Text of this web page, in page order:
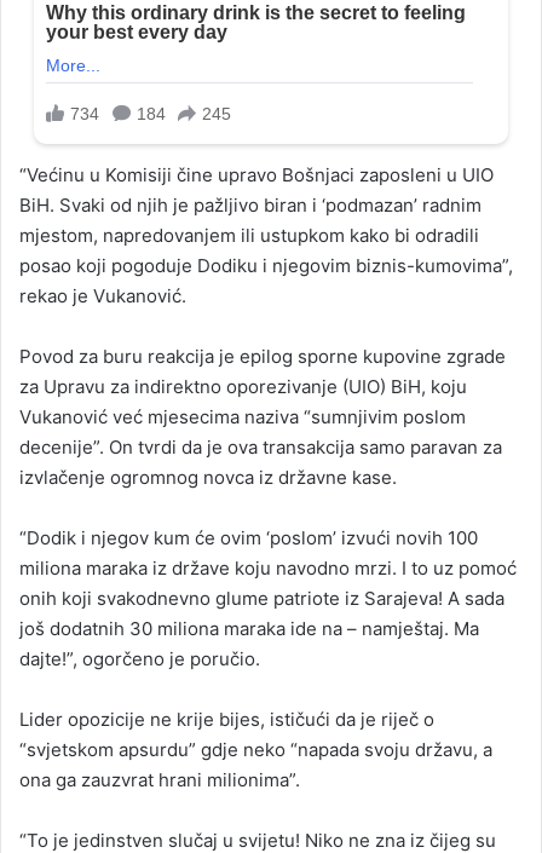
“Većinu u Komisiji čine upravo Bošnjaci zaposleni u UIO
BiH. Svaki od njih je pažljivo biran i ‘podmazan’ radnim
mjestom, napredovanjem ili ustupkom kako bi odradili
posao koji pogoduje Dodiku i njegovim biznis-kumovima”,
rekao je Vukanović.
Povod za buru reakcija je epilog sporne kupovine zgrade
za Upravu za indirektno oporezivanje (UIO) BiH, koju
Vukanović već mjesecima naziva “sumnjivim poslom
decenije”. On tvrdi da je ova transakcija samo paravan za
izvlačenje ogromnog novca iz državne kase.
“Dodik i njegov kum će ovim ‘poslom’ izvući novih 100
miliona maraka iz države koju navodno mrzi. I to uz pomoć
onih koji svakodnevno glume patriote iz Sarajeva! A sada
još dodatnih 30 miliona maraka ide na – namještaj. Ma
dajte!”, ogorčeno je poručio.
Lider opozicije ne krije bijes, ističući da je riječ o
“svjetskom apsurdu” gdje neko “napada svoju državu, a
ona ga zauzvrat hrani milionima”.
“To je jedinstven slučaj u svijetu! Niko ne zna iz čijeg su